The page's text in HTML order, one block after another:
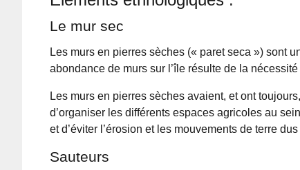
Le mur sec
Les murs en pierres sèches (« paret seca ») sont
abondance de murs sur l’île résulte de la
Les murs en pierres sèches avaient, et ont
d’organiser les différents espaces agricoles au
et d’éviter l’érosion et les mouvements de terre
Sauteurs